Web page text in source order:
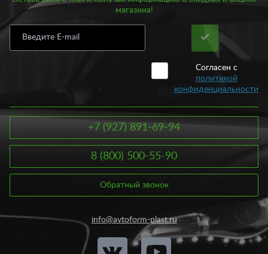
магазина!
Согласен с
политикой
конфиденциальности
+7 (927) 891-69-94
8 (800) 500-55-90
Обратный звонок
info@avtoform-plast.ru